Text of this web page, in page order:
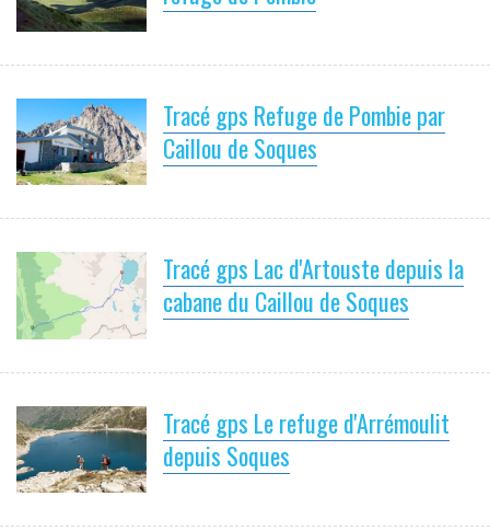
Tracé gps Refuge de Pombie par
Caillou de Soques
Tracé gps Lac d'Artouste depuis la
cabane du Caillou de Soques
Tracé gps Le refuge d'Arrémoulit
depuis Soques